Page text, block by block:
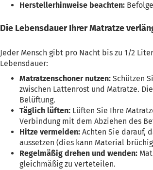
Herstellerhinweise beachten:
Die Lebensdauer Ihrer Matratze
Jeder Mensch gibt pro Nacht bis zu 1/2
Lebensdauer:
Matratzenschoner nutzen: Schützen
zwischen Lattenrost und Matratze.
Belüftung.
Täglich lüften: Lüften Sie Ihre
Verbindung mit dem Abziehen des
Hitze vermeiden: Achten Sie darauf,
aussetzen (dies kann Material
Regelmäßig drehen und wenden:
gleichmäßig zu verteteilen.